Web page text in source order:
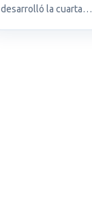
desarrolló la cuarta…